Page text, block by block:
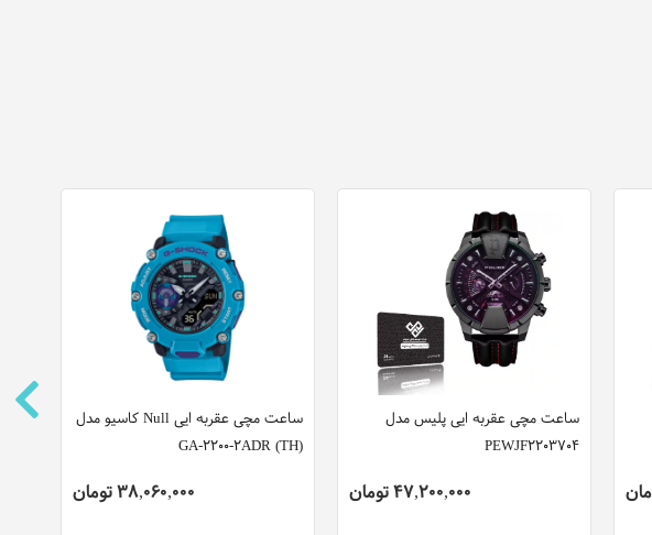
ساعت مچی عقربه ایی Null کاسیو مدل
GA-2200-2ADR (TH)
38,060,000 تومان
ساعت مچی عقربه ایی پلیس مدل
PEWJF2203704
47,200,000 تومان